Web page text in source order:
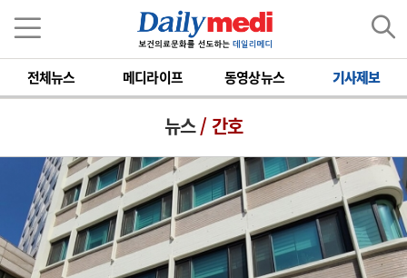
전체뉴스 메디라이프 동영상뉴스 기사제보
뉴스/ 간호